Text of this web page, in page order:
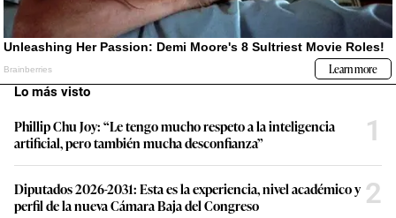
Lo más visto
Phillip Chu Joy: “Le tengo mucho respeto a la inteligencia
artificial, pero también mucha desconfianza”
1
Diputados 2026-2031: Esta es la experiencia, nivel académico y
perfil de la nueva Cámara Baja del Congreso
2